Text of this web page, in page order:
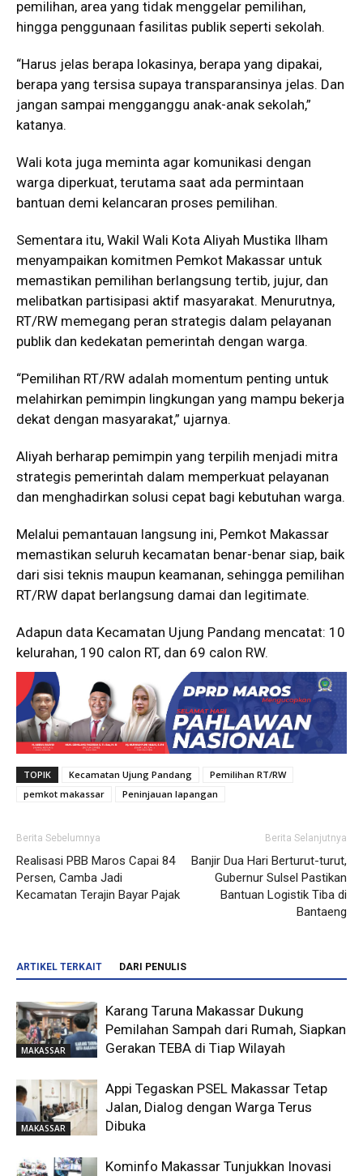
pemilihan, area yang tidak menggelar pemilihan,
hingga penggunaan fasilitas publik seperti sekolah.
“Harus jelas berapa lokasinya, berapa yang dipakai,
berapa yang tersisa supaya transparansinya jelas. Dan
jangan sampai mengganggu anak-anak sekolah,”
katanya.
Wali kota juga meminta agar komunikasi dengan
warga diperkuat, terutama saat ada permintaan
bantuan demi kelancaran proses pemilihan.
Sementara itu, Wakil Wali Kota Aliyah Mustika Ilham
menyampaikan komitmen Pemkot Makassar untuk
memastikan pemilihan berlangsung tertib, jujur, dan
melibatkan partisipasi aktif masyarakat. Menurutnya,
RT/RW memegang peran strategis dalam pelayanan
publik dan kedekatan pemerintah dengan warga.
“Pemilihan RT/RW adalah momentum penting untuk
melahirkan pemimpin lingkungan yang mampu bekerja
dekat dengan masyarakat,” ujarnya.
Aliyah berharap pemimpin yang terpilih menjadi mitra
strategis pemerintah dalam memperkuat pelayanan
dan menghadirkan solusi cepat bagi kebutuhan warga.
Melalui pemantauan langsung ini, Pemkot Makassar
memastikan seluruh kecamatan benar-benar siap, baik
dari sisi teknis maupun keamanan, sehingga pemilihan
RT/RW dapat berlangsung damai dan legitimate.
Adapun data Kecamatan Ujung Pandang mencatat: 10
kelurahan, 190 calon RT, dan 69 calon RW.
TOPIK Kecamatan Ujung Pandang
Pemilihan RT/RW
pemkot makassar
Peninjauan lapangan
Berita Sebelumnya
Realisasi PBB Maros Capai 84
Persen, Camba Jadi
Kecamatan Terajin Bayar Pajak
Berita Selanjutnya
Banjir Dua Hari Berturut-turut,
Gubernur Sulsel Pastikan
Bantuan Logistik Tiba di
Bantaeng
ARTIKEL TERKAIT DARI PENULIS
MAKASSAR
Karang Taruna Makassar Dukung
Pemilahan Sampah dari Rumah, Siapkan
Gerakan TEBA di Tiap Wilayah
MAKASSAR
Appi Tegaskan PSEL Makassar Tetap
Jalan, Dialog dengan Warga Terus
Dibuka
Kominfo Makassar Tunjukkan Inovasi